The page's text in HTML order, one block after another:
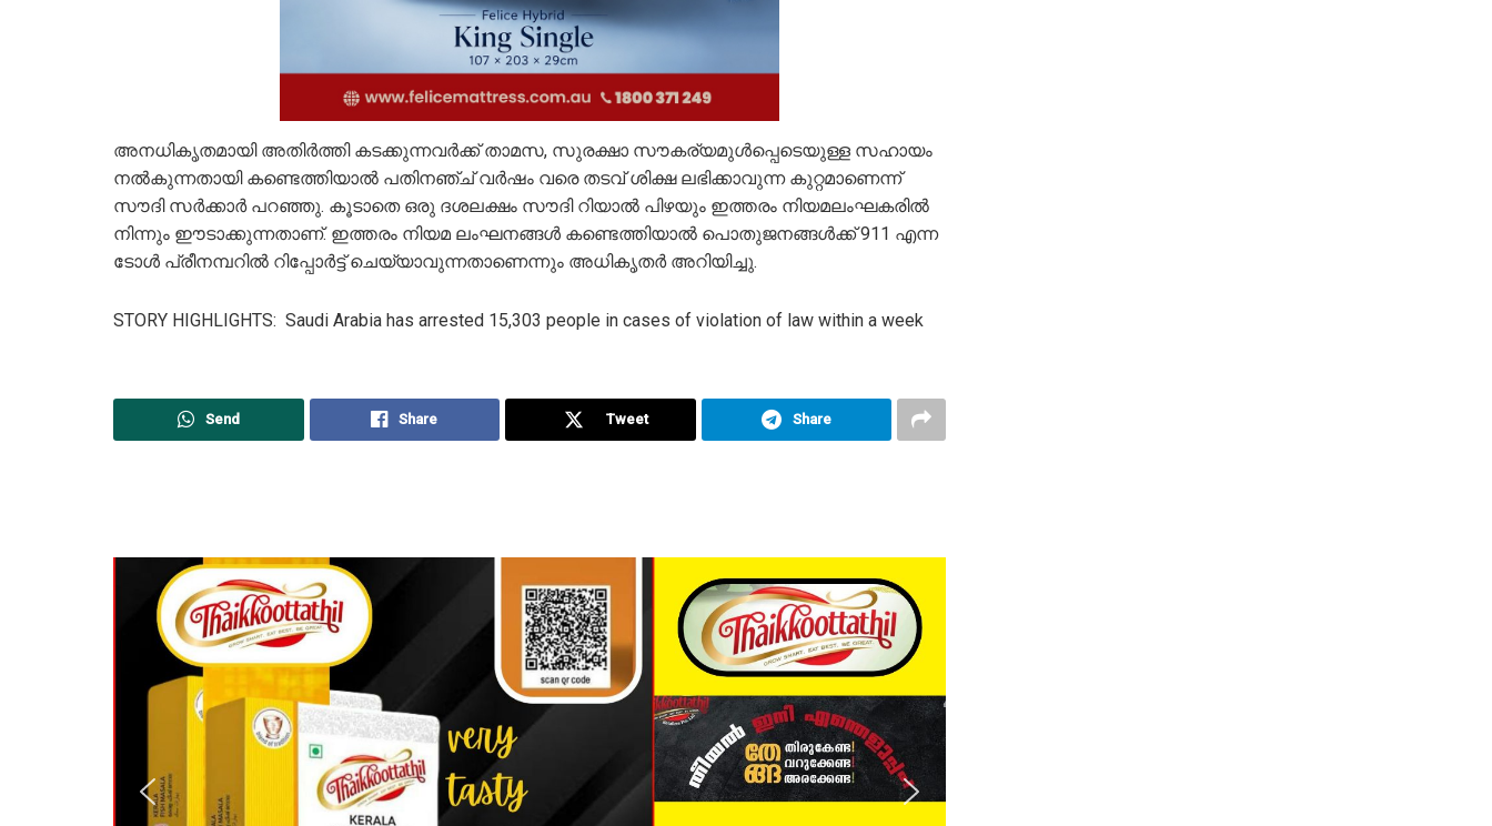
അനധികൃതമായി അതിര്‍ത്തി കടക്കുന്നവര്‍ക്ക് താമസ, സുരക്ഷാ സൗകര്യമുള്‍പ്പെടെയുള്ള സഹായം
നല്‍കുന്നതായി കണ്ടെത്തിയാല്‍ പതിനഞ്ച് വര്‍ഷം വരെ തടവ് ശിക്ഷ ലഭിക്കാവുന്ന കുറ്റമാണെന്ന്
സൗദി സര്‍ക്കാര്‍ പറഞ്ഞു. കൂടാതെ ഒരു ദശലക്ഷം സൗദി റിയാല്‍ പിഴയും ഇത്തരം നിയമലംഘകരില്‍
നിന്നും ഈടാക്കുന്നതാണ്. ഇത്തരം നിയമ ലംഘനങ്ങള്‍ കണ്ടെത്തിയാല്‍ പൊതുജനങ്ങള്‍ക്ക് 911 എന്ന
ടോള്‍ പ്രീനമ്പറില്‍ റിപ്പോര്‍ട്ട് ചെയ്യാവുന്നതാണെന്നും അധികൃതര്‍ അറിയിച്ചു.
STORY HIGHLIGHTS: Saudi Arabia has arrested 15,303 people in cases of violation of law within a week
Send Share Tweet Share